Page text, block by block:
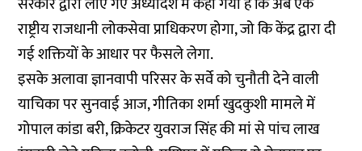
राष्ट्रीय राजधानी लोकसेवा प्राधिकरण होगा, जो कि केंद्र द्वारा दी
गई शक्तियों के आधार पर फैसले लेगा.
इसके अलावा ज्ञानवापी परिसर के सर्वे को चुनौती देने वाली
याचिका पर सुनवाई आज, गीतिका शर्मा खुदकुशी मामले में
गोपाल कांडा बरी, क्रिकेटर युवराज सिंह की मां से पांच लाख